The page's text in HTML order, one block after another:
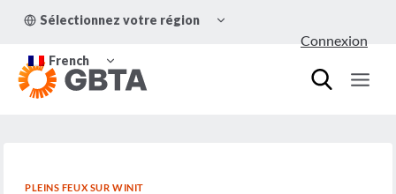
Sélectionnez votre région
LE
French
LE
MENU
ENFANT
Connexion
PLEINS FEUX SUR WINIT